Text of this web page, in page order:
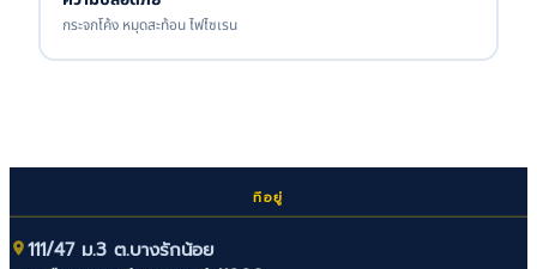
กระจกโค้ง หมุดสะท้อน ไฟไซเรน
ที่อยู่
111/47 ม.3 ต.บางรักน้อย